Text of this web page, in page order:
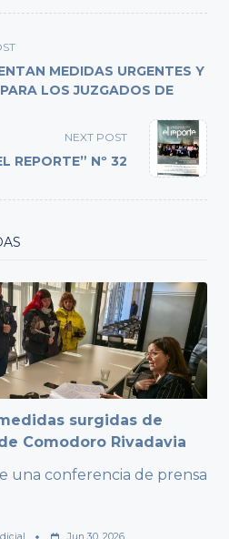
MEDIDAS URGENTES Y
LOS JUZGADOS DE
NEXT POST
REPORTE” Nº 32
surgidas de
Comodoro Rivadavia
una conferencia de prensa